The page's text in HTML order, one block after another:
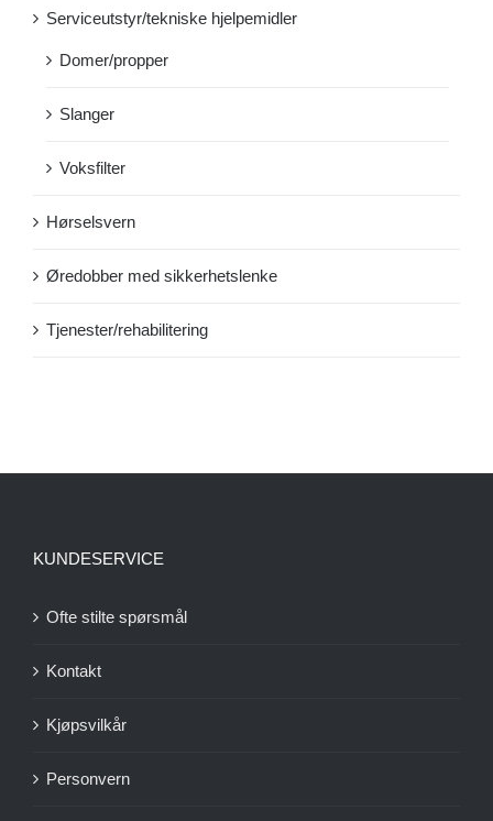
Serviceutstyr/tekniske hjelpemidler
Domer/propper
Slanger
Voksfilter
Hørselsvern
Øredobber med sikkerhetslenke
Tjenester/rehabilitering
KUNDESERVICE
Ofte stilte spørsmål
Kontakt
Kjøpsvilkår
Personvern